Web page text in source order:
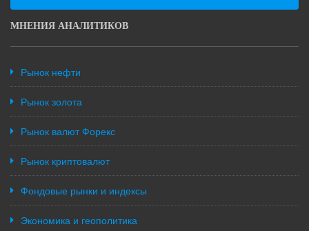
МНЕНИЯ АНАЛИТИКОВ
Рынок нефти
Рынок золота
Рынок валют Форекс
Рынок криптовалют
Фондовые рынки и индексы
Экономика и геополитика